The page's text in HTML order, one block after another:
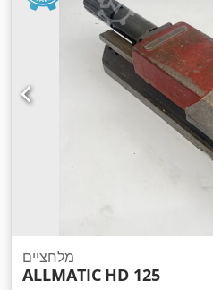
מלחציים
ALLMATIC HD 125